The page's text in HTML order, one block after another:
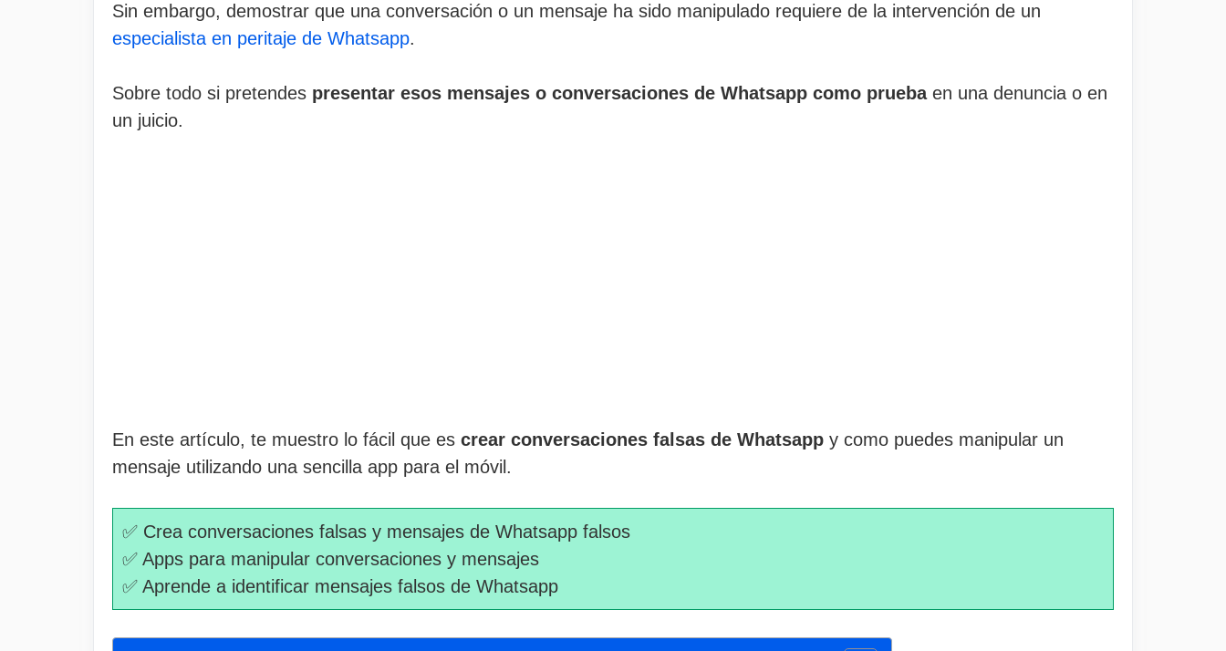
Sin embargo, demostrar que una conversación o un mensaje ha sido manipulado requiere de la intervención de un
especialista en peritaje de Whatsapp.
Sobre todo si pretendes presentar esos mensajes o conversaciones de Whatsapp como pruebaen una denuncia o en
un juicio.
En este artículo, te muestro lo fácil que es crear conversaciones falsas de Whatsapp y como puedes manipular un
mensaje utilizando una sencilla app para el móvil.
✅ Crea conversaciones falsas y mensajes de Whatsapp falsos
✅ Apps para manipular conversaciones y mensajes
✅ Aprende a identificar mensajes falsos de Whatsapp